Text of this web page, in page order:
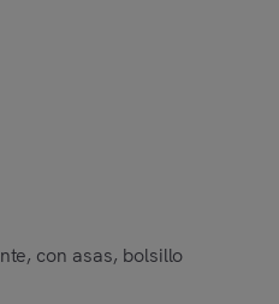
con asas, bolsillo